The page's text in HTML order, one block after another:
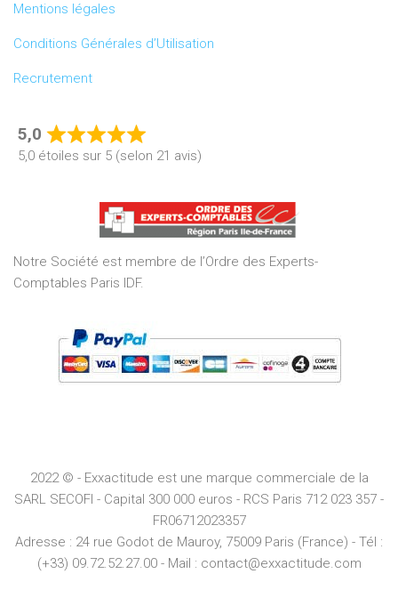
Mentions légales
Conditions Générales d’Utilisation
Recrutement
5,0
Rated
5,0
of
5
5,0 étoiles sur 5 (selon 21 avis)
Notre Société est membre de l’Ordre des Experts-
Comptables Paris IDF.
2022 © - Exxactitude est une marque commerciale de la
SARL SECOFI - Capital 300 000 euros - RCS Paris 712 023 357 -
FR06712023357
Adresse : 24 rue Godot de Mauroy, 75009 Paris (France) - Tél :
(+33) 09.72.52.27.00 - Mail : contact@exxactitude.com